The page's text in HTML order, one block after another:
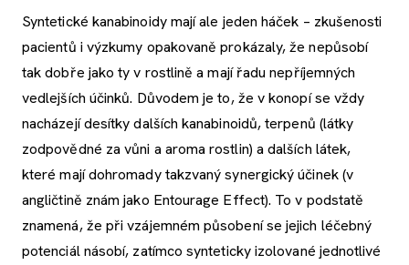
Syntetické kanabinoidy mají ale jeden háček – zkušenosti
pacientů i výzkumy opakovaně prokázaly, že nepůsobí
tak dobře jako ty v rostlině a mají řadu nepříjemných
vedlejších účinků. Důvodem je to, že v konopí se vždy
nacházejí desítky dalších kanabinoidů, terpenů (látky
zodpovědné za vůni a aroma rostlin) a dalších látek,
které mají dohromady takzvaný synergický účinek (v
angličtině znám jako Entourage Effect). To v podstatě
znamená, že při vzájemném působení se jejich léčebný
potenciál násobí, zatímco synteticky izolované jednotlivé